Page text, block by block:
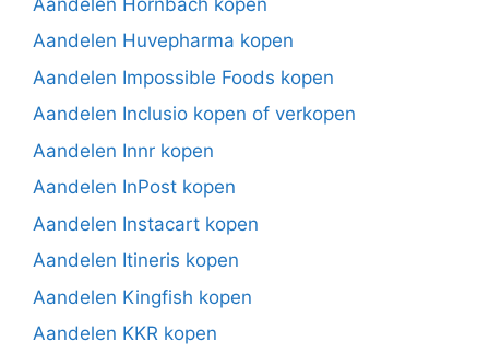
Aandelen Huvepharma kopen
Aandelen Impossible Foods kopen
Aandelen Inclusio kopen of verkopen
Aandelen Innr kopen
Aandelen InPost kopen
Aandelen Instacart kopen
Aandelen Itineris kopen
Aandelen Kingfish kopen
Aandelen KKR kopen